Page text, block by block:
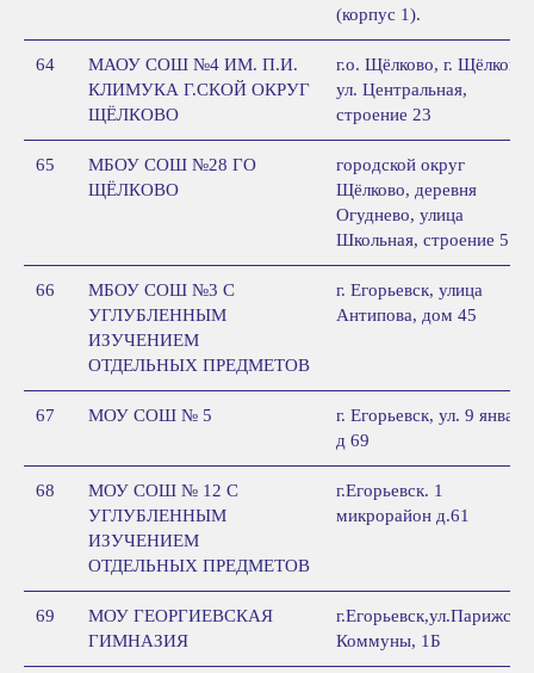
(корпус 1).
64
МАОУ СОШ №4 ИМ. П.И.
КЛИМУКА Г.СКОЙ ОКРУГ
ЩЁЛКОВО
г.о. Щёлково, г. Щёлково,
ул. Центральная,
строение 23
65
МБОУ СОШ №28 ГО
ЩЁЛКОВО
городской округ
Щёлково, деревня
Огуднево, улица
Школьная, строение 5
66
МБОУ СОШ №3 С
УГЛУБЛЕННЫМ
ИЗУЧЕНИЕМ
ОТДЕЛЬНЫХ ПРЕДМЕТОВ
г. Егорьевск, улица
Антипова, дом 45
67 МОУ СОШ № 5
г. Егорьевск, ул. 9
д 69
68
МОУ СОШ № 12 С
УГЛУБЛЕННЫМ
ИЗУЧЕНИЕМ
ОТДЕЛЬНЫХ ПРЕДМЕТОВ
г.Егорьевск. 1
микрорайон д.61
69
МОУ ГЕОРГИЕВСКАЯ
ГИМНАЗИЯ
Коммуны, 1Б